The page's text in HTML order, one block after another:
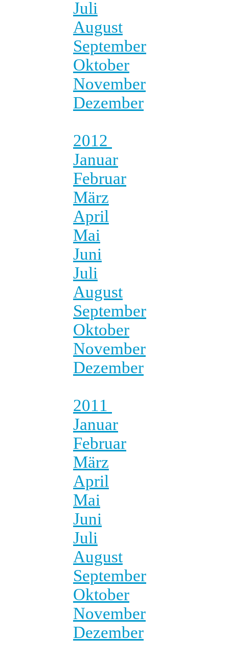
Juli
August
September
Oktober
November
Dezember
2012
Januar
Februar
März
April
Mai
Juni
Juli
August
September
Oktober
November
Dezember
2011
Januar
Februar
März
April
Mai
Juni
Juli
August
September
Oktober
November
Dezember